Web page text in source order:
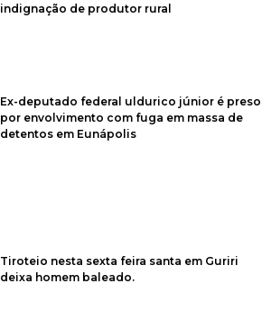
indignação de produtor rural
Ex-deputado federal uldurico júnior é preso
por envolvimento com fuga em massa de
detentos em Eunápolis
Tiroteio nesta sexta feira santa em Guriri
deixa homem baleado.